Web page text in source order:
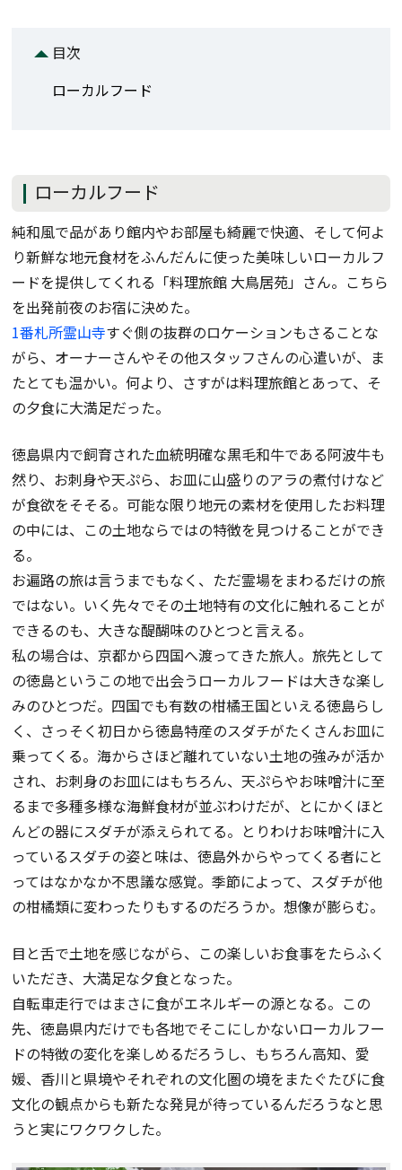
目次
ローカルフード
ローカルフード
純和風で品があり館内やお部屋も綺麗で快適、そして何よ
り新鮮な地元食材をふんだんに使った美味しいローカルフ
ードを提供してくれる「料理旅館 大鳥居苑」さん。こちら
を出発前夜のお宿に決めた。
1番札所霊山寺すぐ側の抜群のロケーションもさることな
がら、オーナーさんやその他スタッフさんの心遣いが、ま
たとても温かい。何より、さすがは料理旅館とあって、そ
の夕食に大満足だった。
徳島県内で飼育された血統明確な黒毛和牛である阿波牛も
然り、お刺身や天ぷら、お皿に山盛りのアラの煮付けなど
が食欲をそそる。可能な限り地元の素材を使用したお料理
の中には、この土地ならではの特徴を見つけることができ
る。
お遍路の旅は言うまでもなく、ただ霊場をまわるだけの旅
ではない。いく先々でその土地特有の文化に触れることが
できるのも、大きな醍醐味のひとつと言える。
私の場合は、京都から四国へ渡ってきた旅人。旅先として
の徳島というこの地で出会うローカルフードは大きな楽し
みのひとつだ。四国でも有数の柑橘王国といえる徳島らし
く、さっそく初日から徳島特産のスダチがたくさんお皿に
乗ってくる。海からさほど離れていない土地の強みが活か
され、お刺身のお皿にはもちろん、天ぷらやお味噌汁に至
るまで多種多様な海鮮食材が並ぶわけだが、とにかくほと
んどの器にスダチが添えられてる。とりわけお味噌汁に入
っているスダチの姿と味は、徳島外からやってくる者にと
ってはなかなか不思議な感覚。季節によって、スダチが他
の柑橘類に変わったりもするのだろうか。想像が膨らむ。
目と舌で土地を感じながら、この楽しいお食事をたらふく
いただき、大満足な夕食となった。
自転車走行ではまさに食がエネルギーの源となる。この
先、徳島県内だけでも各地でそこにしかないローカルフー
ドの特徴の変化を楽しめるだろうし、もちろん高知、愛
媛、香川と県境やそれぞれの文化圏の境をまたぐたびに食
文化の観点からも新たな発見が待っているんだろうなと思
うと実にワクワクした。